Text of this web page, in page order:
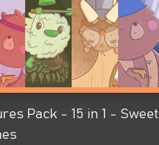
Pack - 15 in 1 - Sweet